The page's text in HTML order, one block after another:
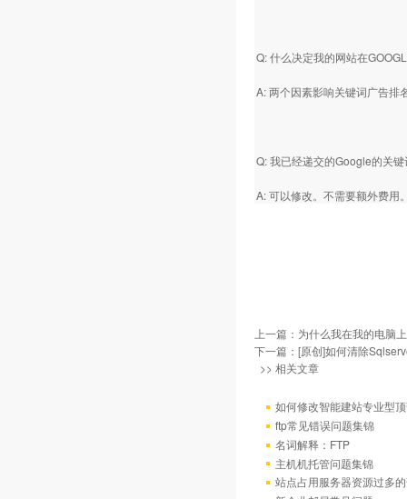
Q: 什么决定我的网站在
A: 两个因素影响关键词广告排
Q: 我已经递交的Google的关
A: 可以修改。不需要额外费用
上一篇： 为什么我在我的电脑
下一篇： [原创]如何清除
>> 相关文章
如何修改智能建站专业型
ftp常见错误问题集锦
名词解释：FTP
主机机托管问题集锦
站点占用服务器资源过多